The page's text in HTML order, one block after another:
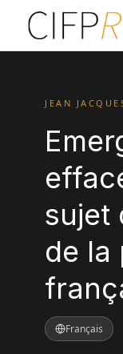
JEAN
sujet
de la
Français